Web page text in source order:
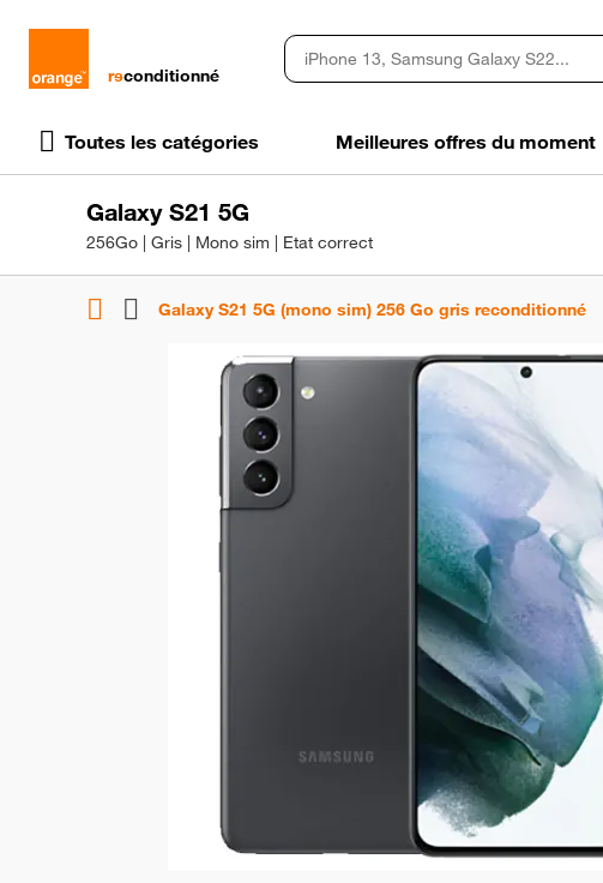
rɘconditionné
Toutes les catégories Meilleures offres du moment
Galaxy S21 5G
256Go | Gris | Mono sim | Etat correct
Galaxy S21 5G (mono sim) 256 Go gris reconditionné